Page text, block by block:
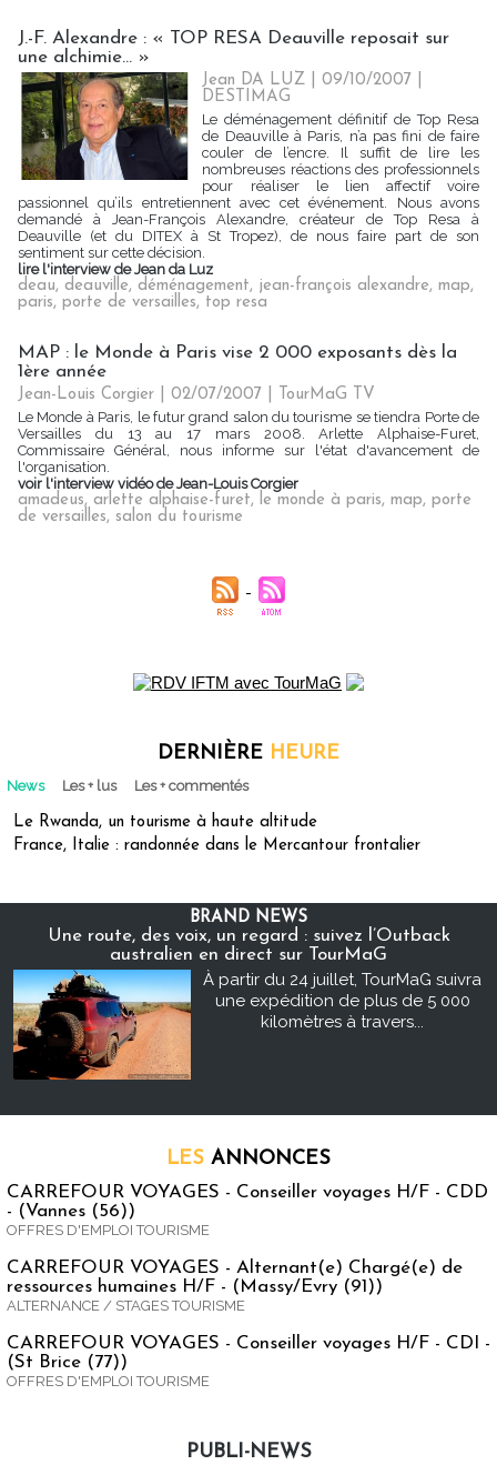
J.-F. Alexandre : « TOP RESA Deauville reposait sur
une alchimie… »
Jean DA LUZ | 09/10/2007
DESTIMAG
Le déménagement définitif de Top Resa
de Deauville à Paris, n’a pas fini de faire
couler de l’encre. Il suffit de lire les
nombreuses réactions des professionnels
pour réaliser le lien affectif voire
passionnel qu’ils entretiennent avec cet événement. Nous avons
demandé à Jean-François Alexandre, créateur de Top Resa à
Deauville (et du DITEX à St Tropez), de nous faire part de son
sentiment sur cette décision.
lire l'interview de Jean da Luz
deau, deauville, déménagement, jean-françois alexandre, map,
paris, porte de versailles, top resa
MAP : le Monde à Paris vise 2 000 exposants dès la
1ère année
Jean-Louis Corgier | 02/07/2007
TourMaG TV
Le Monde à Paris, le futur grand salon du tourisme se tiendra Porte de
Versailles du 13 au 17 mars 2008. Arlette Alphaise-Furet,
Commissaire Général, nous informe sur l'état d'avancement de
l'organisation.
voir l'interview vidéo de Jean-Louis Corgier
amadeus, arlette alphaise-furet, le monde à paris, map, porte
de versailles, salon du tourisme
DERNIÈRE HEURE
News Les + lus Les + commentés
Le Rwanda, un tourisme à haute altitude
France, Italie : randonnée dans le Mercantour frontalier
BRAND NEWS
Une route, des voix, un regard : suivez l’Outback
australien en direct sur TourMaG
À partir du 24 juillet, TourMaG suivra
une expédition de plus de 5 000
kilomètres à travers...
LES ANNONCES
CARREFOUR VOYAGES - Conseiller voyages H/F - CDD
- (Vannes (56))
OFFRES D'EMPLOI TOURISME
CARREFOUR VOYAGES - Alternant(e) Chargé(e) de
ressources humaines H/F - (Massy/Evry (91))
ALTERNANCE / STAGES TOURISME
CARREFOUR VOYAGES - Conseiller voyages H/F - CDI -
(St Brice (77))
OFFRES D'EMPLOI TOURISME
PUBLI-NEWS